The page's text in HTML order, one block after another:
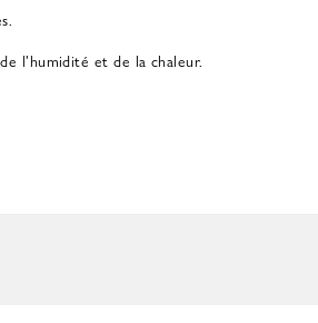
l'humidité et de la chaleur.